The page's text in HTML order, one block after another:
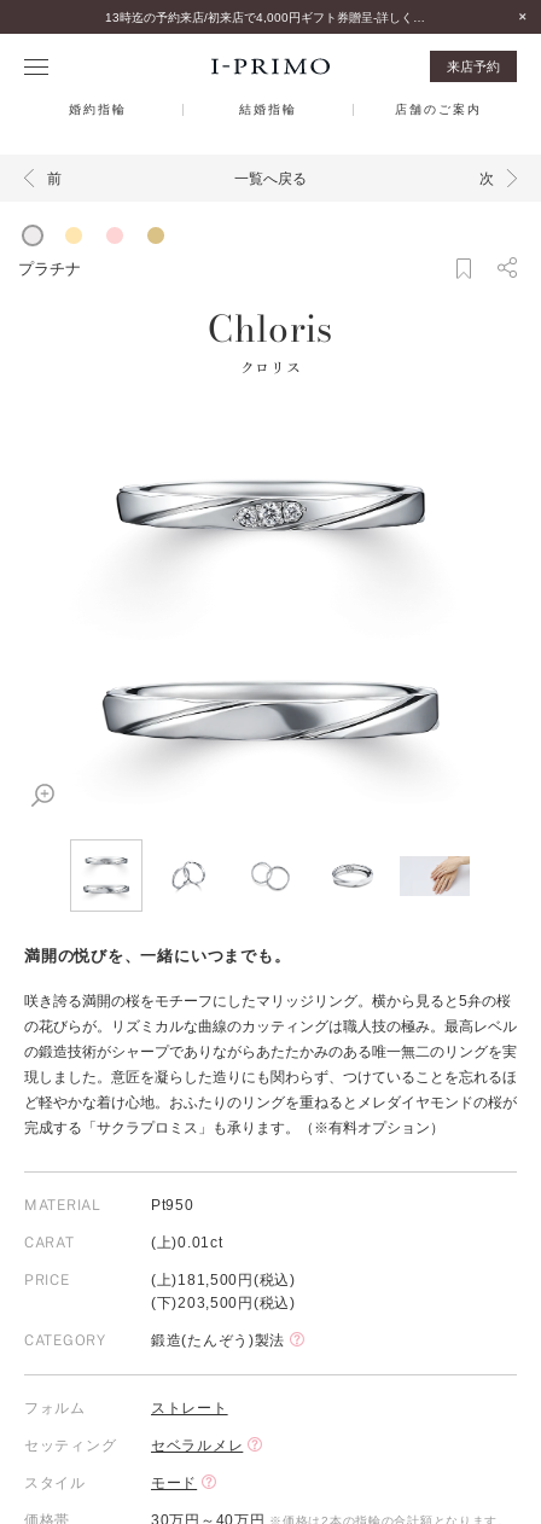
来店予約
婚約指輪 結婚指輪 店舗のご案内
前 一覧へ戻る 次
プラチナ
Chloris
クロリス
満開の悦びを、一緒にいつまでも。
咲き誇る満開の桜をモチーフにしたマリッジリング。横から見ると5弁の桜
の花びらが。リズミカルな曲線のカッティングは職人技の極み。最高レベル
の鍛造技術がシャープでありながらあたたかみのある唯一無二のリングを実
現しました。意匠を凝らした造りにも関わらず、つけていることを忘れるほ
ど軽やかな着け心地。おふたりのリングを重ねるとメレダイヤモンドの桜が
完成する「サクラプロミス」も承ります。（※有料オプション）
MATERIAL Pt950
CARAT (上)0.01ct
PRICE
(上)181,500円(税込)
(下)203,500円(税込)
CATEGORY 鍛造(たんぞう)製法
フォルム ストレート
セッティング セベラルメレ
スタイル モード
※価格は2本の指輪の合計額となります。